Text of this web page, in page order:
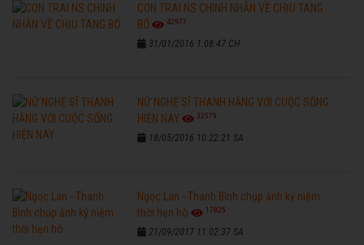
CON TRAI NS CHINH NHẪN VỀ CHỊU TANG
BỐ
42977
31/01/2016 1:08:47 CH
NỮ NGHỆ SĨ THANH HẰNG VỚI CUỘC SỐNG
HIỆN NAY
32579
18/05/2016 10:22:21 SA
Ngọc Lan - Thanh Bình chụp ảnh kỷ niệm
thời hẹn hò
17825
21/09/2017 11:02:37 SA